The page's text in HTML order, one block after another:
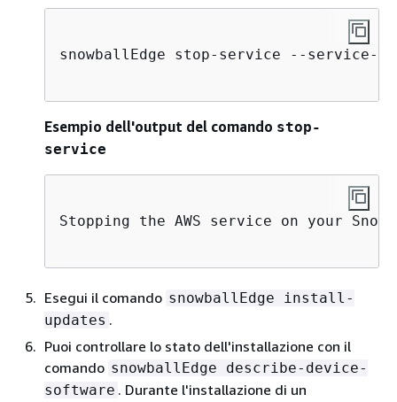
snowballEdge stop-service --service-
Esempio dell'output del comando stop-
service
Stopping the AWS service on your
Esegui il comando snowballEdge install-
updates .
Puoi controllare lo stato dell'installazione con il
comando snowballEdge describe-device-
software . Durante l'installazione di un